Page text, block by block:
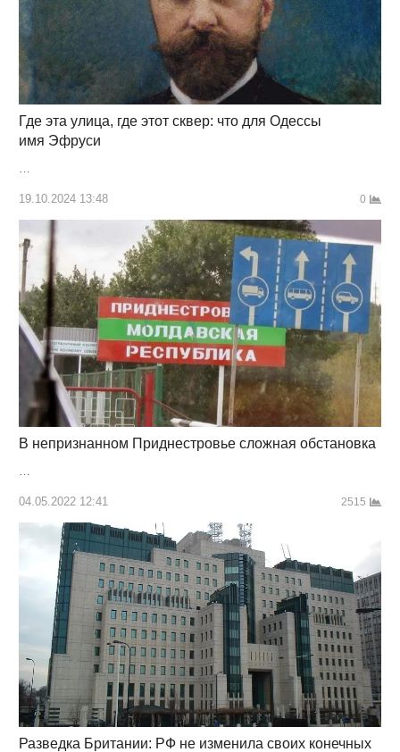
Где эта улица, где этот сквер: что для Одессы
имя Эфруси
…
19.10.2024 13:48 0
В непризнанном Приднестровье сложная обстановка
…
04.05.2022 12:41 2515
Разведка Британии: РФ не изменила своих конечных